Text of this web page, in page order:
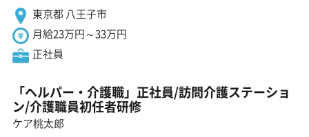
東京都 八王子市
月給23万円～33万円
正社員
「ヘルパー・介護職」正社員/訪問介護ステーショ
ン/介護職員初任者研修
ケア桃太郎